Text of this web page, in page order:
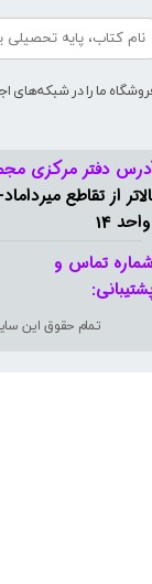
دفتر مرکزی
14
تمام حقوق این
تماس و
ما را در شبکه‌های